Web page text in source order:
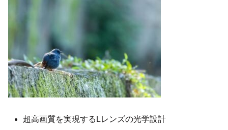
超高画質を実現するLレンズの光学設計